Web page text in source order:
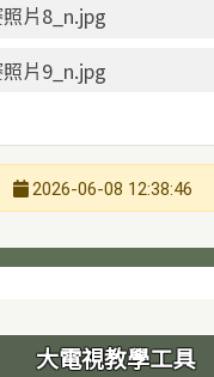
片8_n.jpg
照片9_n.jpg
2026-06-08 12:38:46
大電視教學工具